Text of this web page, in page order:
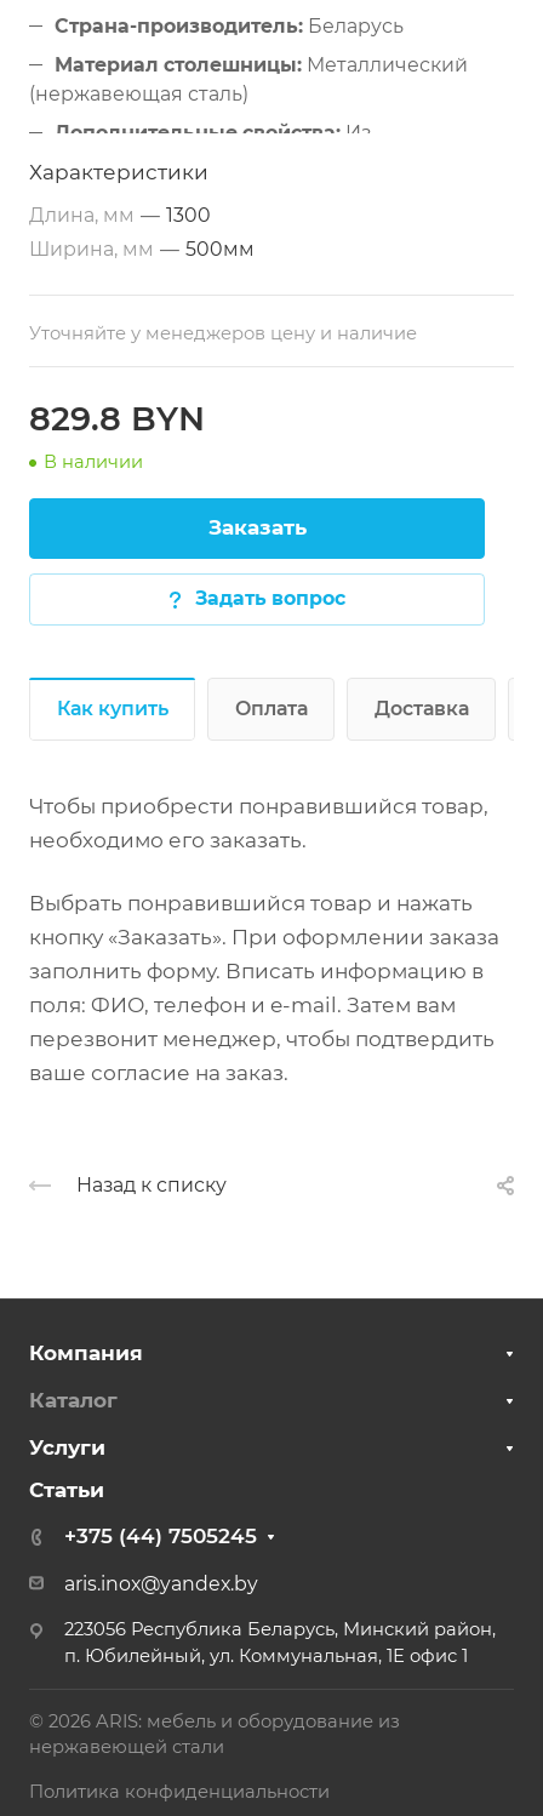
Страна-производитель: Беларусь
Материал столешницы: Металлический
(нержавеющая сталь)
Дополнительные свойства: Из
нержавеющей стали
Тип по назначению:
Характеристики
Длина, мм — 1300
Ширина, мм — 500мм
Уточняйте у менеджеров цену и наличие
829.8 BYN
В наличии
Заказать
Задать вопрос
Как купить Оплата Доставка
Чтобы приобрести понравившийся товар,
необходимо его заказать.
Выбрать понравившийся товар и нажать
кнопку «Заказать». При оформлении заказа
заполнить форму. Вписать информацию в
поля: ФИО, телефон и e-mail. Затем вам
перезвонит менеджер, чтобы подтвердить
ваше согласие на заказ.
Назад к списку
Компания
Каталог
Услуги
Статьи
+375 (44) 7505245
aris.inox@yandex.by
223056 Республика Беларусь, Минский район,
п. Юбилейный, ул. Коммунальная, 1Е офис 1
© 2026 ARIS: мебель и оборудование из
нержавеющей стали
Политика конфиденциальности